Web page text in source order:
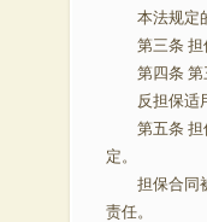
本法规定的
第三条 担
第四条 第
反担保适用
第五条 担保
定。
担保合同被
责任。